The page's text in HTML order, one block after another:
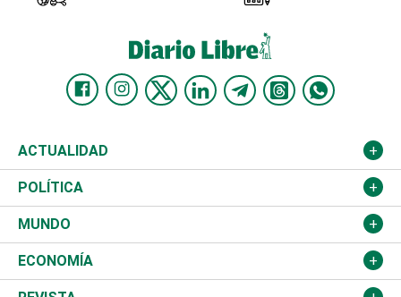
ACTUALIDAD
Nacional
Ciudad
Educación
POLÍTICA
Partidos
JCE
MUNDO
Estados Unidos
ECONOMÍA